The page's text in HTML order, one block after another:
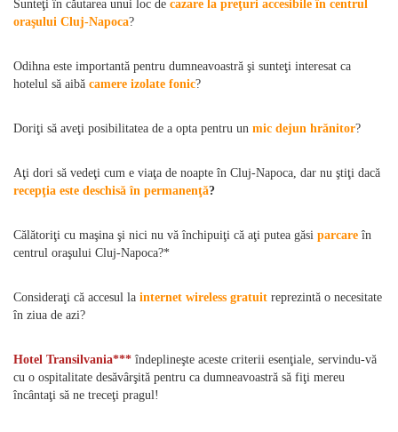
Sunteţi în căutarea unui loc de cazare la preţuri accesibile în centrul
oraşului Cluj-Napoca?
Odihna este importantă pentru dumneavoastră şi sunteţi interesat ca
hotelul să aibă camere izolate fonic?
Doriţi să aveţi posibilitatea de a opta pentru un mic dejun hrănitor?
Aţi dori să vedeţi cum e viaţa de noapte în Cluj-Napoca, dar nu ştiţi dacă
recepţia este deschisă în permanenţă?
Călătoriţi cu maşina şi nici nu vă închipuiţi că aţi putea găsi parcare în
centrul oraşului Cluj-Napoca?*
Consideraţi că accesul la internet wireless gratuit reprezintă o necesitate
în ziua de azi?
Hotel Transilvania*** îndeplineşte aceste criterii esenţiale, servindu-vă
cu o ospitalitate desăvârşită pentru ca dumneavoastră să fiţi mereu
încântaţi să ne treceţi pragul!